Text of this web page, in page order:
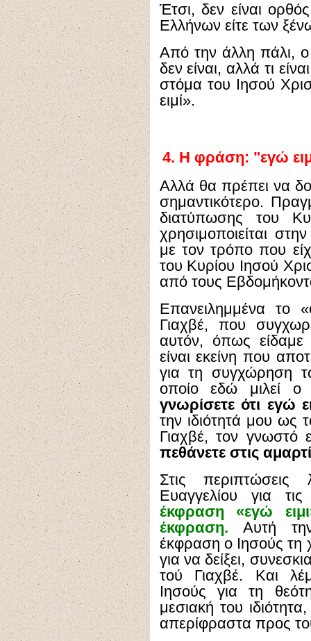
Έτσι, δεν είναι
Ελλήνων είτε των
Από την άλλη πάλι, ο
δεν είναι, αλλά τι
στόμα του Ιησού
ειμί».
4. Η φράση: "εγώ
Αλλά θα πρέπει να
σημαντικότερο.
διατύπωσης του
χρησιμοποιείται
με τον τρόπο που
του Κυρίου Ιησού
από τους
Επανειλημμένα το
Γιαχβέ, που
αυτόν, όπως
είναι εκείνη που
για τη συγχώρηση
οποίο εδώ μιλεί ο
γνωρίσετε ότι εγώ
την ιδιότητά μου ως
Γιαχβέ, τον γνωστό
πεθάνετε στις
Στις
Ευαγγελίου για
έκφραση «εγώ
έκφραση. Αυτή
έκφραση ο Ιησούς τη
για να δείξει,
τού Γιαχβέ. Και
Ιησούς για τη
μεσιακή του
απερίφραστα προς